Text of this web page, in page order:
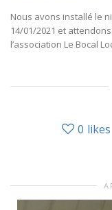
Nous avons installé le
14/01/2021 et
l’association Le Bocal
0 likes